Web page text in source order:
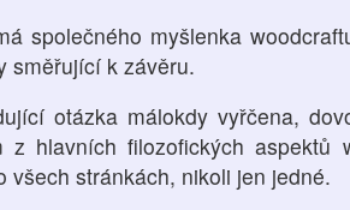
společného myšlenka
směřující k závěru.
otázka málokdy vyřčena,
z hlavních filozofických
všech stránkách, nikoli jen jedné.